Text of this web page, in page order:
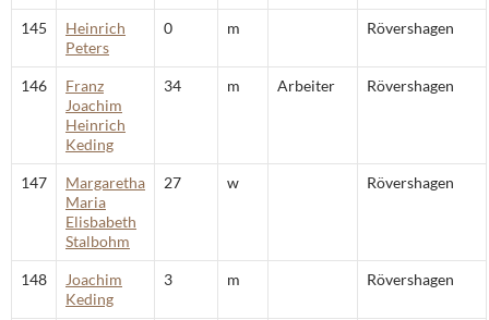
145
Heinrich
Peters
0 m Rövershagen
146
Franz
Joachim
Heinrich
Keding
34 m Arbeiter Rövershagen
147
Margaretha
Maria
Elisbabeth
Stalbohm
27 w Rövershagen
148
Joachim
Keding
3 m Rövershagen